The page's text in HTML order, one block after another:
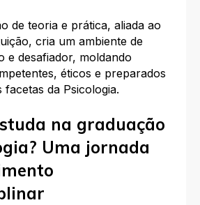
de teoria e prática, aliada ao
cria um ambiente de
e desafiador, moldando
éticos e preparados
facetas da Psicologia.
na graduação
Uma jornada